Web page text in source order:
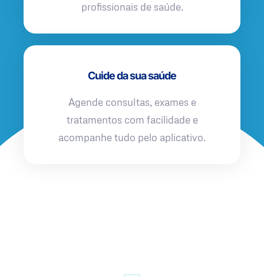
profissionais de saúde.
Cuide da sua saúde
Agende consultas, exames e
tratamentos com facilidade e
acompanhe tudo pelo aplicativo.